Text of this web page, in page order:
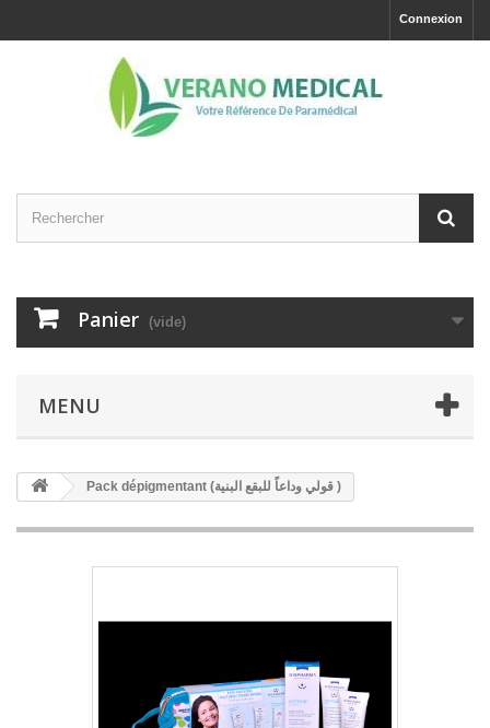
Connexion
Panier (vide)
MENU
Pack dépigmentant (قولي وداعاً للبقع البنية )